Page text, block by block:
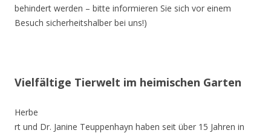
behindert werden – bitte informieren Sie sich vor einem
Besuch sicherheitshalber bei uns!)
Vielfältige Tierwelt im heimischen Garten
Herbe
rt und Dr. Janine Teuppenhayn haben seit über 15 Jahren in